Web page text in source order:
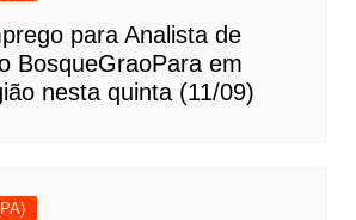
para Analista de
BosqueGraoPara em
nesta quinta (11/09)